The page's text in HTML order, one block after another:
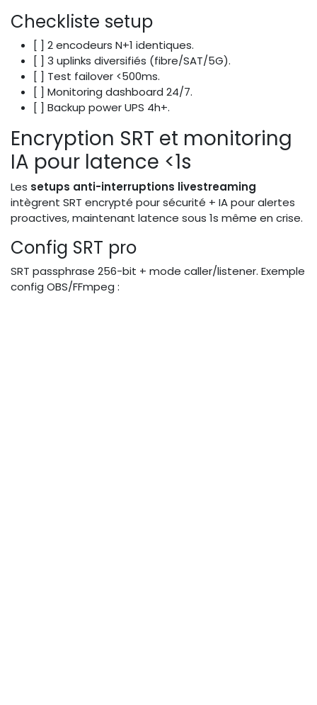
Checkliste setup
[ ] 2 encodeurs N+1 identiques.
[ ] 3 uplinks diversifiés (fibre/SAT/5G).
[ ] Test failover <500ms.
[ ] Monitoring dashboard 24/7.
[ ] Backup power UPS 4h+.
Encryption SRT et monitoring
IA pour latence <1s
Les setups anti-interruptions livestreaming
intègrent SRT encrypté pour sécurité + IA pour alertes
proactives, maintenant latence sous 1s même en crise.
Config SRT pro
SRT passphrase 256-bit + mode caller/listener. Exemple
config OBS/FFmpeg :